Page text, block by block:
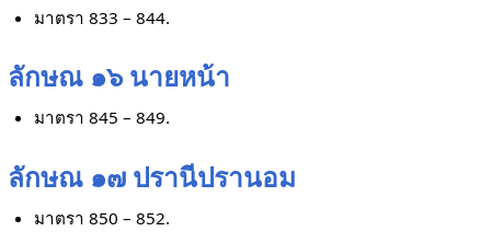
มาตรา 833 – 844.
ลักษณ ๑๖ นายหน้า
มาตรา 845 – 849.
ลักษณ ๑๗ ปรานีปรานอม
มาตรา 850 – 852.